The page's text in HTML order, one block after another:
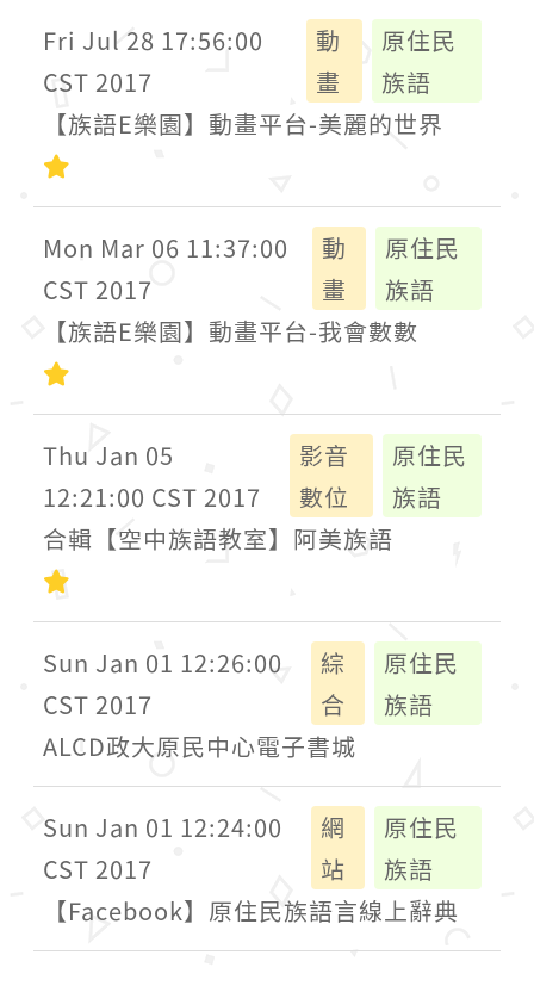
Fri Jul 28 17:56:00
CST 2017
動
畫
原住民
族語
【族語E樂園】動畫平台-美麗的世界
Mon Mar 06 11:37:00
CST 2017
動
畫
原住民
族語
【族語E樂園】動畫平台-我會數數
Thu Jan 05
12:21:00 CST 2017
影音
數位
原住民
族語
合輯【空中族語教室】阿美族語
Sun Jan 01 12:26:00
CST 2017
綜
合
原住民
族語
ALCD政大原民中心電子書城
Sun Jan 01 12:24:00
CST 2017
網
站
原住民
族語
【Facebook】原住民族語言線上辭典